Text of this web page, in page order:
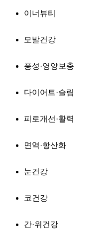
이너뷰티
모발건강
풍성·영양보충
다이어트·슬림
피로개선·활력
면역·항산화
눈건강
코건강
간·위건강